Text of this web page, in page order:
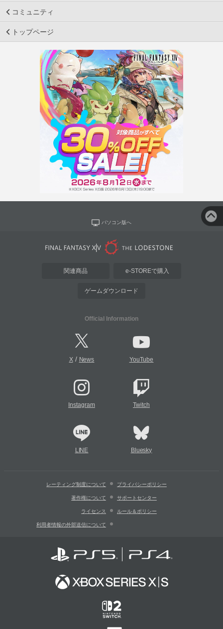
コミュニティ
トップページ
パソコン版へ
関連商品 e-STOREで購入
ゲームダウンロード
Official Information
X/ News YouTube
Instagram Twitch
LINE Bluesky
レーティング制度について プライバシーポリシー
著作権について サポートセンター
ライセンス ルール＆ポリシー
利用者情報の外部送信について